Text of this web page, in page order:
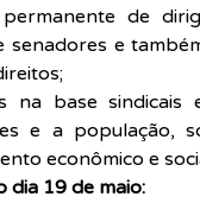
de
senadores e
na base
e a população,
econômico e
dia 19 de maio: